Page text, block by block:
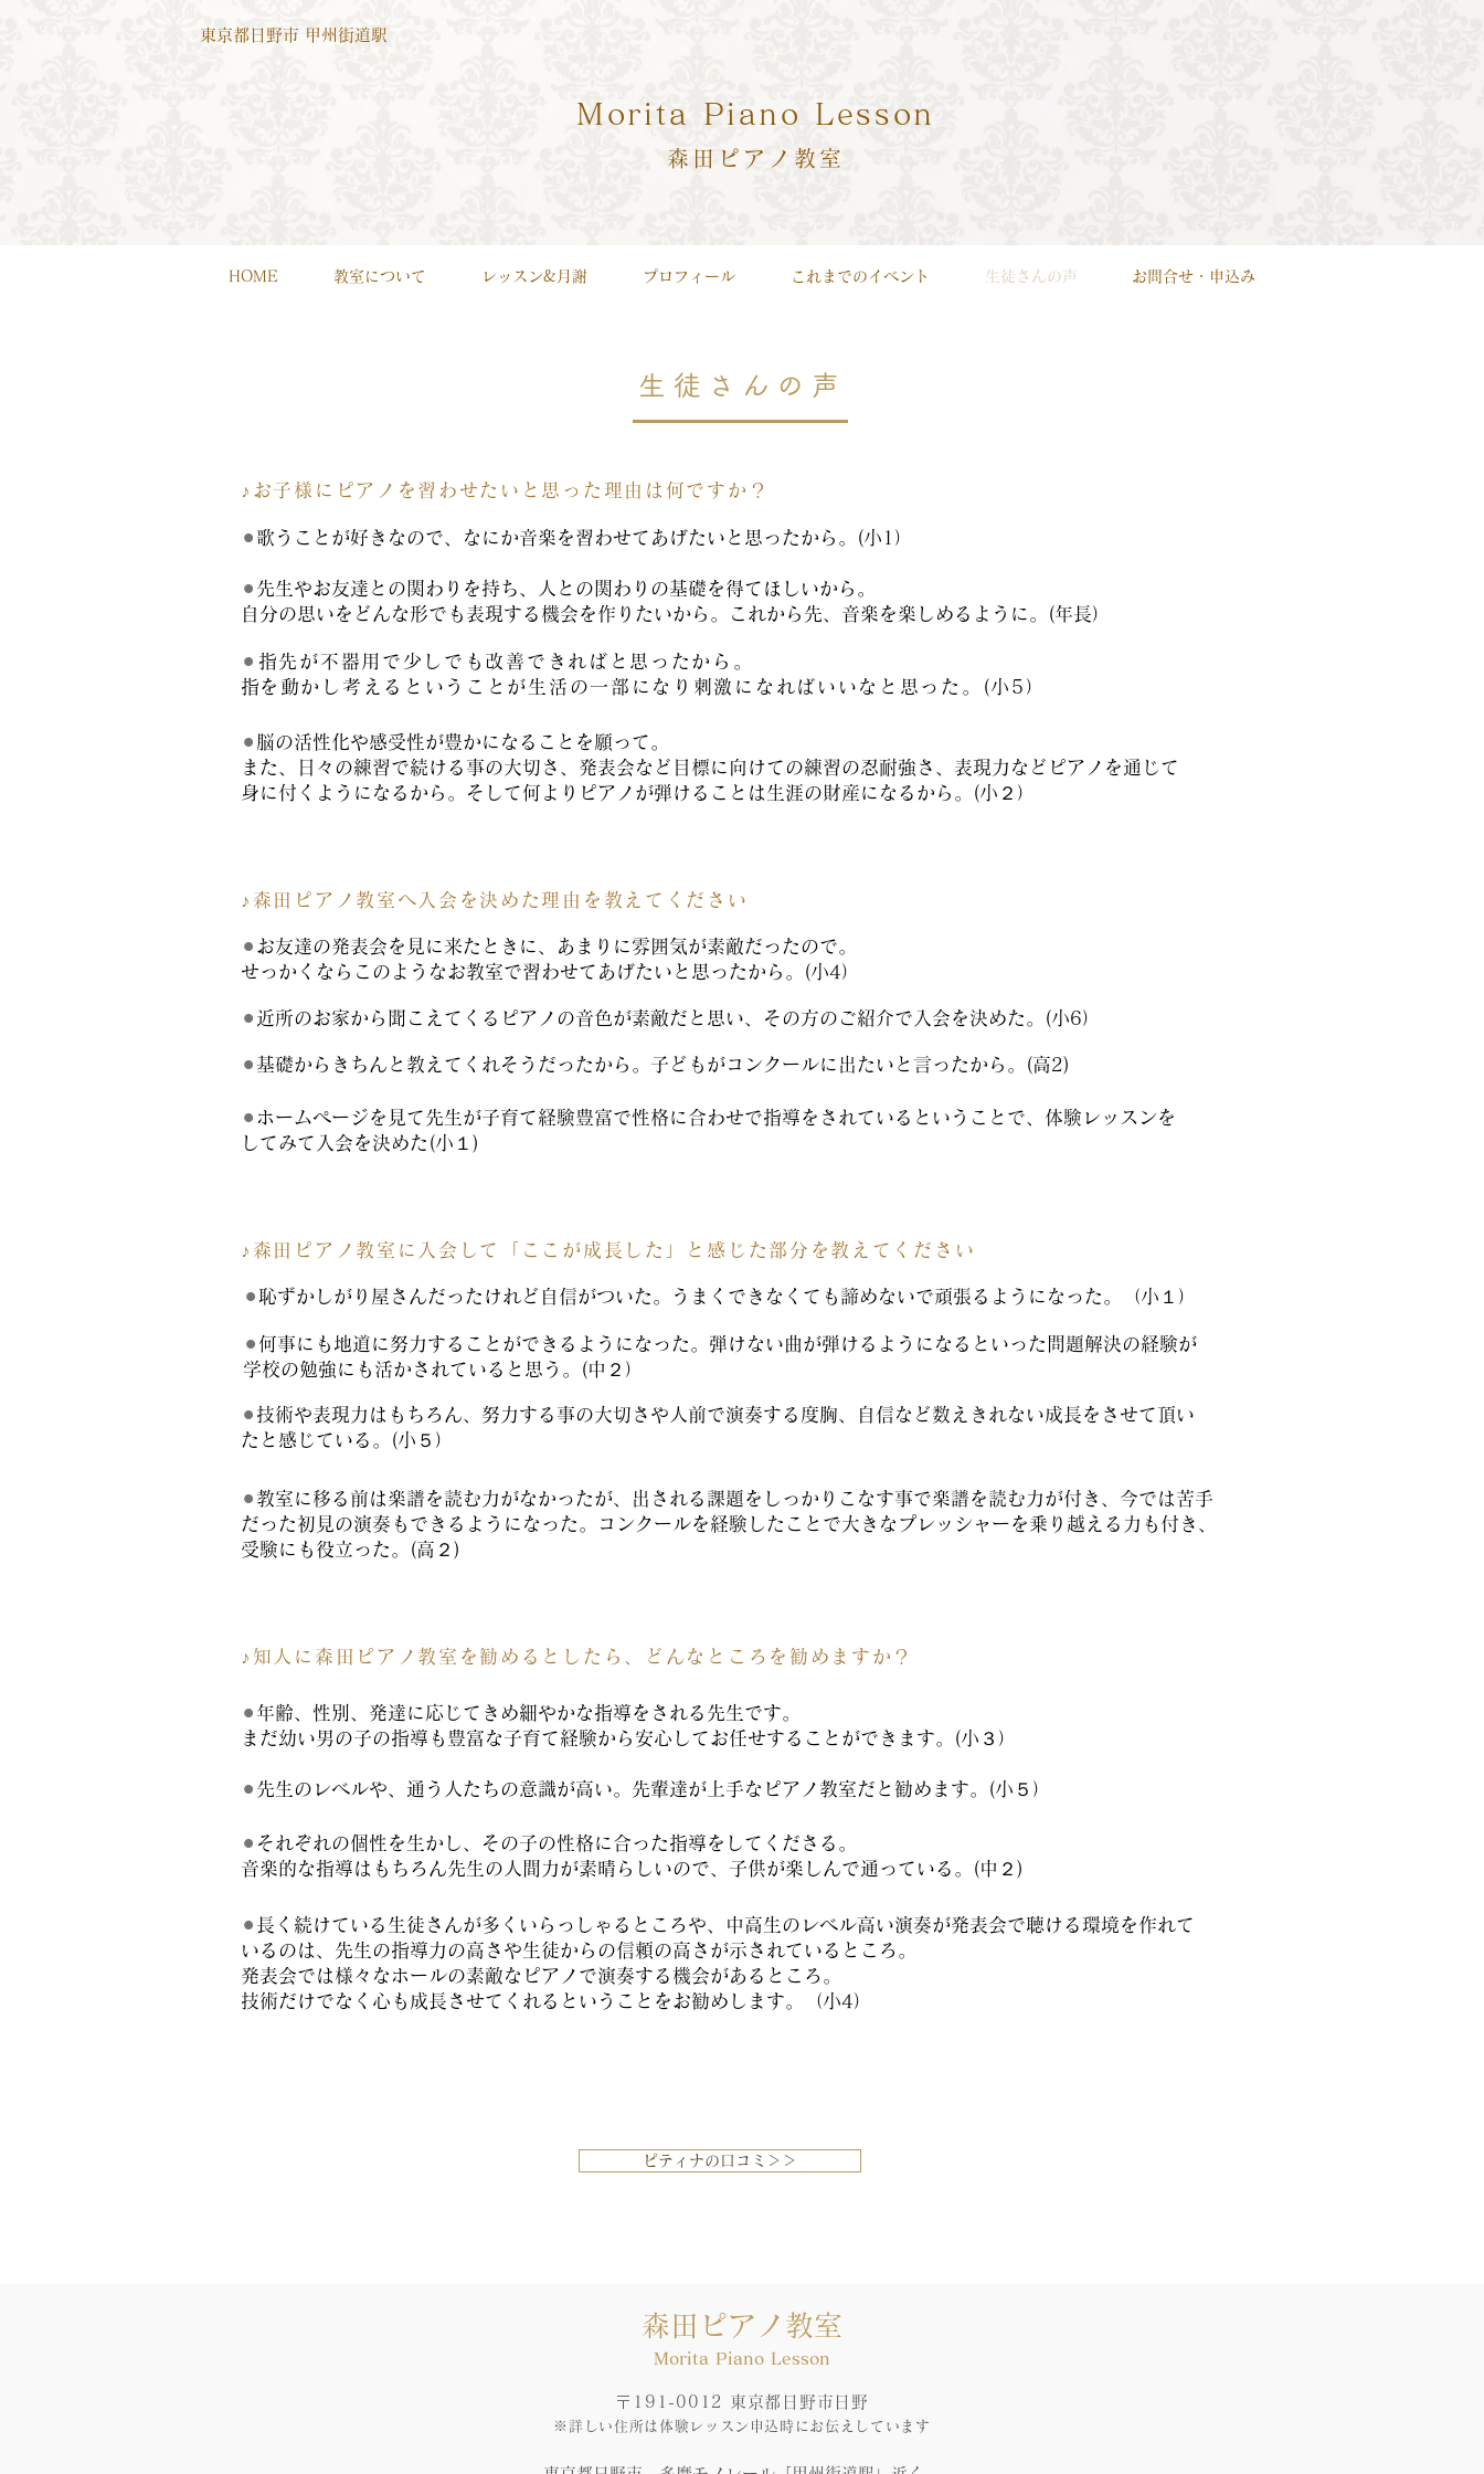
東京都日野市 甲州街道駅
Morita Piano Lesson
森田ピアノ​教室
HOME 教室について レッスン&月謝 プロフィール これまでのイベント 生徒さんの声 お問合せ・申込み
生徒さんの声
♪お子様にピアノを習わせたいと思った理由は何ですか？
⚫︎ 歌うことが好きなので、なにか音楽を習わせてあげたいと思ったから。(小1）
⚫︎ 先生やお友達との関わりを持ち、人との関わりの基礎を得てほしいから。
自分の思いをどんな形でも表現する機会を作りたいから。これから先、音楽を楽しめるように。(年長）
⚫︎ 指先が不器用で少しでも改善できればと思ったから。
​指を動かし考えるということが生活の一部になり刺激になればいいなと思った。(小5）
⚫︎ 脳の活性化や感受性が豊かになることを願って。
また、日々の練習で続ける事の大切さ、発表会など目標に向けての練習の忍耐強さ、表現力などピアノを通じて
身に付くようになるから。そして何よりピアノが弾けることは生涯の財産になるから。(小２）
♪森田ピアノ教室へ入会を決めた理由を教えてください
⚫︎ お友達の発表会を見に来たときに、あまりに雰囲気が素敵だったので。
せっかくならこのようなお教室で習わせてあげたいと思ったから。(小4）
⚫︎ 近所のお家から聞こえてくるピアノの音色が素敵だと思い、その方のご紹介で入会を決めた。(小6）
⚫︎ 基礎からきちんと教えてくれそうだったから。子どもがコンクールに出たいと言ったから。(高2)
⚫︎ ホームページを見て先生が子育て経験豊富で性格に合わせで指導をされているということで、体験レッスンを
してみて入会を決めた(小１)
♪森田ピアノ教室に入会して「ここが成長した」と感じた部分を教えてください
⚫︎ 恥ずかしがり屋さんだったけれど自信がついた。うまくできなくても諦めないで頑張るようになった。（小１）
⚫︎ 何事にも地道に努力することができるようになった。弾けない曲が弾けるようになるといった問題解決の経験が
学校の勉強にも活かされていると思う。(中２）
⚫︎ 技術や表現力はもちろん、努力する事の大切さや人前で演奏する度胸、自信など数えきれない成長をさせて頂い
たと感じている。(小５）
⚫︎ 教室に移る前は楽譜を読む力がなかったが、出される課題をしっかりこなす事で楽譜を読む力が付き、今では苦手
だった初見の演奏もできるようになった。コンクールを経験したことで大きなプレッシャーを乗り越える力も付き、
受験にも役立った。(高２)
♪知人に森田ピアノ教室を勧めるとしたら、どんなところを勧めますか？
⚫︎ 年齢、性別、発達に応じてきめ細やかな指導をされる先生です。
まだ幼い男の子の指導も豊富な子育て経験から安心してお任せすることができます。(小３）
⚫︎ 先生のレベルや、通う人たちの意識が高い。先輩達が上手なピアノ教室だと勧めます。(小５）
⚫︎ それぞれの個性を生かし、その子の性格に合った指導をしてくださる。
音楽的な指導はもちろん先生の人間力が素晴らしいので、子供が楽しんで通っている。(中２)
⚫︎ 長く続けている生徒さんが多くいらっしゃるところや、中高生のレベル高い演奏が発表会で聴ける環境を作れて
いるのは、先生の指導力の高さや生徒からの信頼の高さが示されているところ。
発表会では様々なホールの素敵なピアノで演奏する機会があるところ。
技術だけでなく心も成長させてくれるということをお勧めします。（小4）
ピティナの口コミ＞＞
森田ピアノ教室
Morita​ Piano Lesson
〒191-0012 東京都日野市日野
※詳しい住所 は体験レッスン申込時にお伝えしています